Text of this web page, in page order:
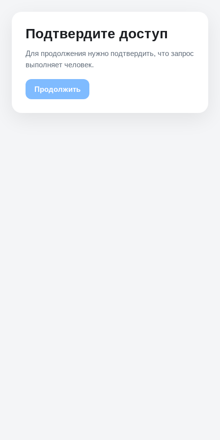
Подтвердите доступ
Для продолжения нужно подтвердить, что запрос
выполняет человек.
Продолжить